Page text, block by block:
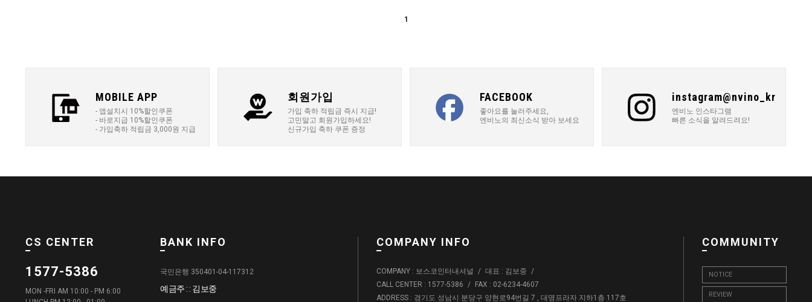
1
MOBILE APP
- 앱설치시 10%할인쿠폰
- 바로지급 10%할인쿠폰
- 가입축하 적립금 3,000원 지급
회원가입
가입 축하 적립금 즉시 지급!
고민말고 회원가입하세요!
신규가입 축하 쿠폰 증정
FACEBOOK
좋아요를 눌러주세요,
엔비노의 최신소식 받아 보세요
instagram@nvino_kr
엔비노 인스타그램
빠른 소식을 알려드려요!
CS CENTER
1577-5386
MON -FRI AM 10:00 - PM 6:00
BANK INFO
국민은행 350401-04-117312
예금주 : : 김보중
COMPANY INFO
COMPANY : 보스코인터내셔널 / 대표 : 김보중 /
CALL CENTER : 1577-5386 /
FAX : 02-6234-4607
ADDRESS : 경기도 성남시 분당구 양현로94번길 7 , 대명프라자 지하1층 117호
COMMUNITY
NOTICE
REVIEW